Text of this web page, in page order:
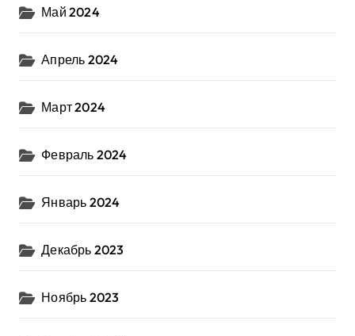
Май 2024
Апрель 2024
Март 2024
Февраль 2024
Январь 2024
Декабрь 2023
Ноябрь 2023